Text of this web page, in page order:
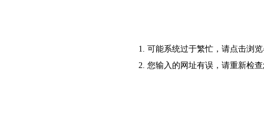
可能系统过于繁忙，请点击浏
您输入的网址有误，请重新检